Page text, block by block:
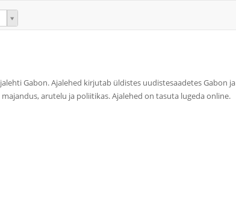
Gabon. Ajalehed kirjutab üldistes uudistesaadetes Gabon ja
arutelu ja poliitikas. Ajalehed on tasuta lugeda online.